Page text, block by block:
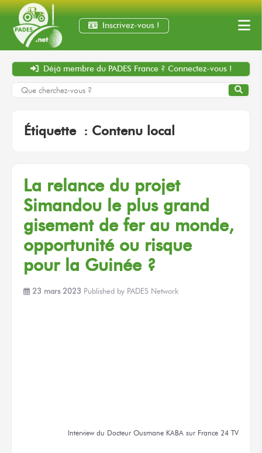
Inscrivez-vous !
Déjà membre du PADES France ? Connectez-vous !
Étiquette : Contenu local
La relance du projet
Simandou le plusgrand
gisement de fer au monde,
opportunité ou risque
pour la Guinée ?
23 mars 2023 Published by PADES Network
Interview du Docteur Ousmane KABA sur France 24 TV